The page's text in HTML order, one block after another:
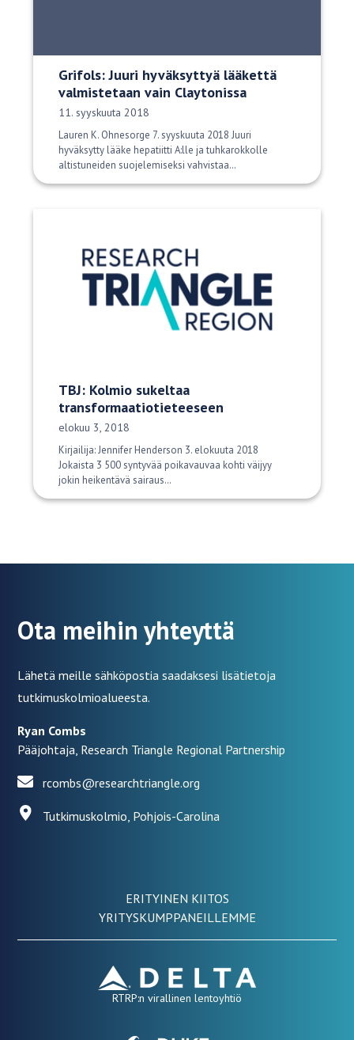
Grifols: Juuri hyväksyttyä lääkettä
valmistetaan vain Claytonissa
Julkaisupäivä:
11. syyskuuta 2018
Lauren K. Ohnesorge 7. syyskuuta 2018 Juuri
hyväksytty lääke hepatiitti A:lle ja tuhkarokkolle
altistuneiden suojelemiseksi vahvistaa…
TBJ: Kolmio sukeltaa
transformaatiotieteeseen
Julkaisupäivä:
elokuu 3, 2018
Kirjailija: Jennifer Henderson 3. elokuuta 2018
Jokaista 3 500 syntyvää poikavauvaa kohti väijyy
jokin heikentävä sairaus…
Ota meihin yhteyttä
Lähetä meille sähköpostia saadaksesi lisätietoja
tutkimuskolmioalueesta.
Ryan Combs
Pääjohtaja, Research Triangle Regional Partnership
rcombs@researchtriangle.org
Tutkimuskolmio, Pohjois-Carolina
ERITYINEN KIITOS
YRITYSKUMPPANEILLEMME
RTRP:n virallinen lentoyhtiö